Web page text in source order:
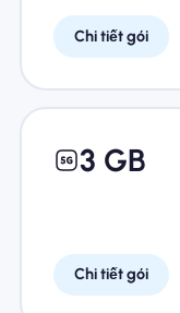
Chi tiết gói
3 GB
Chi tiết gói